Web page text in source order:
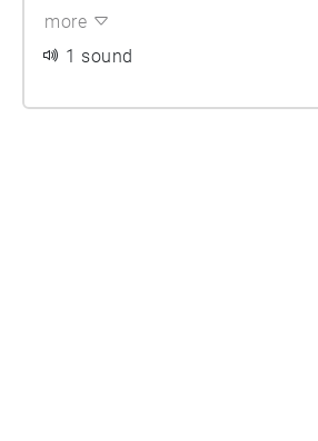
more
1 sound